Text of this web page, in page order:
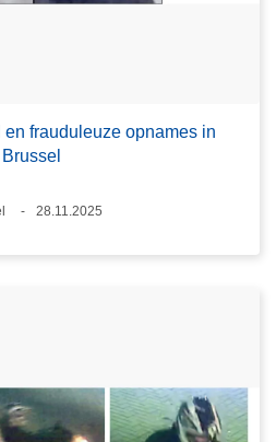
frauduleuze opnames in
Brussel
28.11.2025